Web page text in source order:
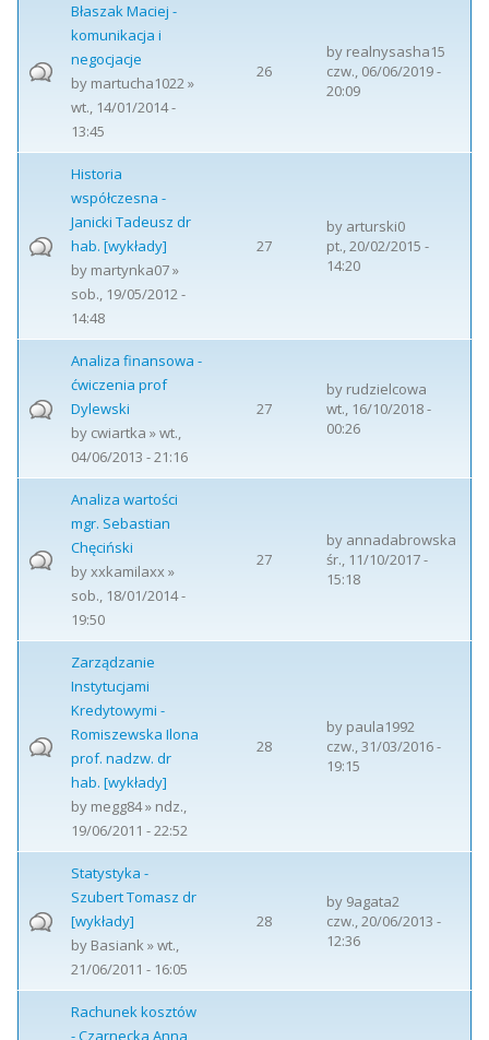
Błaszak Maciej -
komunikacja i
negocjacje
by martucha1022»
wt., 14/01/2014 -
13:45
26
by realnysasha15
czw., 06/06/2019 -
20:09
Historia
współczesna -
Janicki Tadeusz dr
hab. [wykłady]
by martynka07»
sob., 19/05/2012 -
14:48
27
by arturski0
pt., 20/02/2015 -
14:20
Analiza finansowa -
ćwiczenia prof
Dylewski
by cwiartka » wt.,
04/06/2013 - 21:16
27
by rudzielcowa
wt., 16/10/2018 -
00:26
Analiza wartości
mgr. Sebastian
Chęciński
byxxkamilaxx»
sob., 18/01/2014 -
19:50
27
by annadabrowska
śr., 11/10/2017 -
15:18
Zarządzanie
Instytucjami
Kredytowymi -
Romiszewska Ilona
prof. nadzw. dr
hab. [wykłady]
by megg84» ndz.,
19/06/2011 - 22:52
28
by paula1992
czw., 31/03/2016 -
19:15
Statystyka -
Szubert Tomasz dr
[wykłady]
by Basiank» wt.,
21/06/2011 - 16:05
28
by 9agata2
czw., 20/06/2013 -
12:36
Rachunek kosztów
- Czarnecka Anna